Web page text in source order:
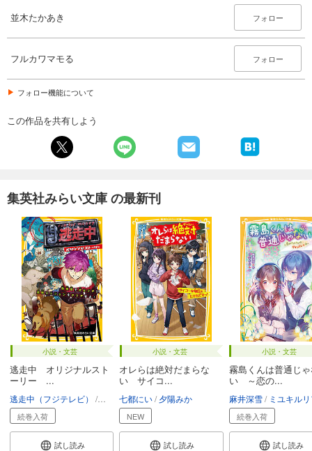
並木たかあき フォロー
フルカワマモる フォロー
フォロー機能について
この作品を共有しよう
集英社みらい文庫 の最新刊
小説・文芸
逃走中 オリジナルスト
ーリー ...
逃走中（フジテレビ） 小川彗 kaworu
続巻入荷
試し読み
小説・文芸
オレらは絶対だまらな
い サイコ...
七都にい 夕陽みか
NEW
試し読み
小説・文芸
霧島くんは普通じ
い ～恋の...
麻井深雪 ミユキル
続巻入荷
試し読み